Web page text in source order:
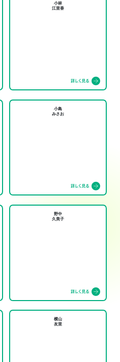
小林
江里香
小島
みさお
野中
久美子
横山
友里